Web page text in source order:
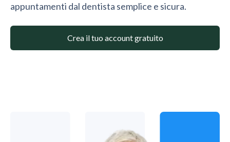
appuntamenti dal dentista semplice e sicura.
Crea il tuo account gratuito